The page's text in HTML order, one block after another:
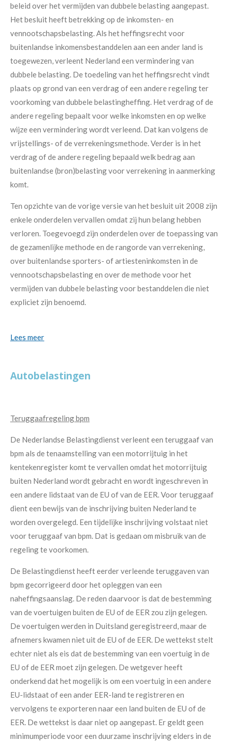
beleid over het vermijden van dubbele belasting aangepast.
Het besluit heeft betrekking op de inkomsten- en
vennootschapsbelasting. Als het heffingsrecht voor
buitenlandse inkomensbestanddelen aan een ander land is
toegewezen, verleent Nederland een vermindering van
dubbele belasting. De toedeling van het heffingsrecht vindt
plaats op grond van een verdrag of een andere regeling ter
voorkoming van dubbele belastingheffing. Het verdrag of de
andere regeling bepaalt voor welke inkomsten en op welke
wijze een vermindering wordt verleend. Dat kan volgens de
vrijstellings- of de verrekeningsmethode. Verder is in het
verdrag of de andere regeling bepaald welk bedrag aan
buitenlandse (bron)belasting voor verrekening in aanmerking
komt.
Ten opzichte van de vorige versie van het besluit uit 2008 zijn
enkele onderdelen vervallen omdat zij hun belang hebben
verloren. Toegevoegd zijn onderdelen over de toepassing van
de gezamenlijke methode en de rangorde van verrekening,
over buitenlandse sporters- of artiesteninkomsten in de
vennootschapsbelasting en over de methode voor het
vermijden van dubbele belasting voor bestanddelen die niet
expliciet zijn benoemd.
Lees meer
Autobelastingen
Teruggaafregeling bpm
De Nederlandse Belastingdienst verleent een teruggaaf van
bpm als de tenaamstelling van een motorrijtuig in het
kentekenregister komt te vervallen omdat het motorrijtuig
buiten Nederland wordt gebracht en wordt ingeschreven in
een andere lidstaat van de EU of van de EER. Voor teruggaaf
dient een bewijs van de inschrijving buiten Nederland te
worden overgelegd. Een tijdelijke inschrijving volstaat niet
voor teruggaaf van bpm. Dat is gedaan om misbruik van de
regeling te voorkomen.
De Belastingdienst heeft eerder verleende teruggaven van
bpm gecorrigeerd door het opleggen van een
naheffingsaanslag. De reden daarvoor is dat de bestemming
van de voertuigen buiten de EU of de EER zou zijn gelegen.
De voertuigen werden in Duitsland geregistreerd, maar de
afnemers kwamen niet uit de EU of de EER. De wettekst stelt
echter niet als eis dat de bestemming van een voertuig in de
EU of de EER moet zijn gelegen. De wetgever heeft
onderkend dat het mogelijk is om een voertuig in een andere
EU-lidstaat of een ander EER-land te registreren en
vervolgens te exporteren naar een land buiten de EU of de
EER. De wettekst is daar niet op aangepast. Er geldt geen
minimumperiode voor een duurzame inschrijving elders in de